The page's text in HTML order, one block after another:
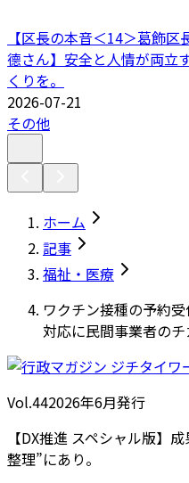
【区長の本音＜14＞葛飾区
德さん】安全と人情が両立
くりを。
2026-07-21
その他
ホーム
記事
福祉・医療
ワクチン接種の予約
対応に民間事業者のチ
Vol.442026年6月発行
【DX推進 スペシャル版】
整理”にあり。